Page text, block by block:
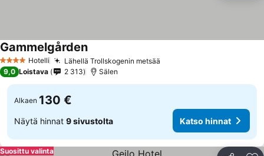
4 Tähtiluokitus
Hotelli Lähellä Trollskogenin metsää
Gammelgården
9,0 Loistava 2 313 Sälen
Alkaen 130 €
Näytä hinnat 9 sivustolta Katso hinnat
Suosittu valinta